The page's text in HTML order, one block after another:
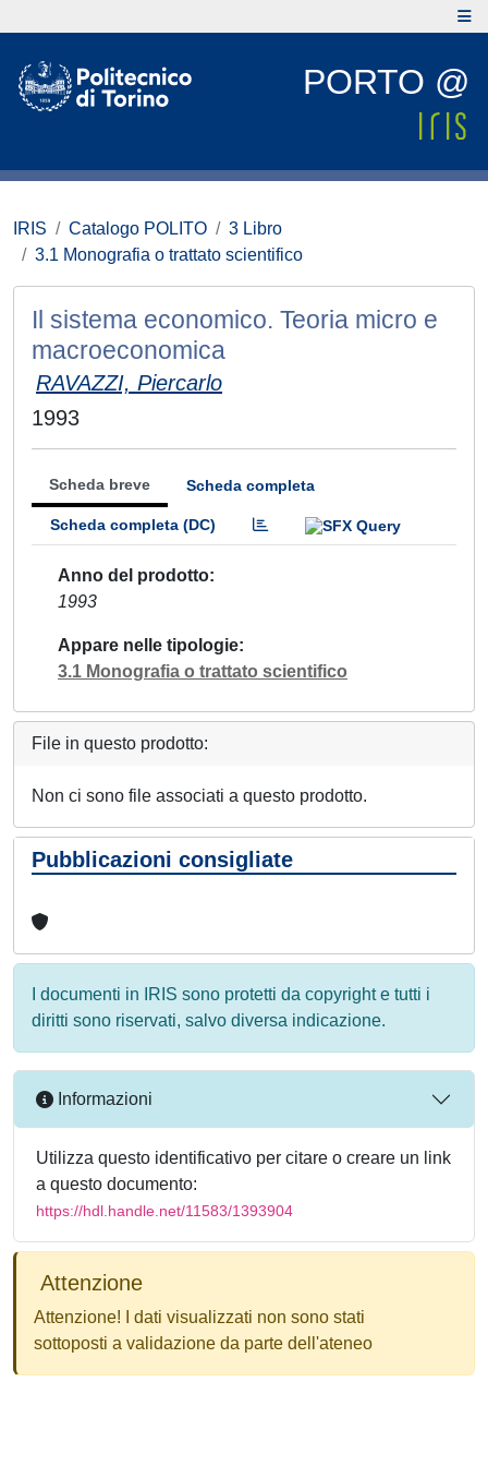
PORTO @
IRIS Catalogo POLITO
3 Libro
3.1 Monografia o trattato scientifico
Il sistema economico. Teoria micro e
macroeconomica
RAVAZZI, Piercarlo
1993
Scheda breve Scheda completa
Scheda completa (DC)
Anno del prodotto
1993
Appare nelle tipologie
3.1 Monografia o trattato scientifico
File in questo prodotto:
Non ci sono file associati a questo prodotto.
Pubblicazioni consigliate
I documenti in IRIS sono protetti da copyright e tutti i
diritti sono riservati, salvo diversa indicazione.
Informazioni
Utilizza questo identificativo per citare o creare un link
a questo documento:
https://hdl.handle.net/11583/1393904
Attenzione
Attenzione! I dati visualizzati non sono stati
sottoposti a validazione da parte dell'ateneo